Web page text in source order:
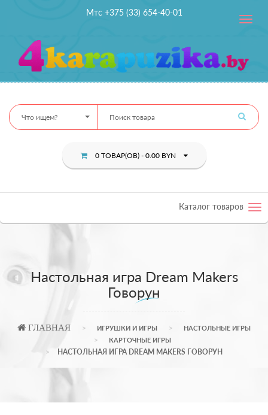
Мтс +375 (33) 654-40-01
Toggle
Что ищем?
0 ТОВАР(ОВ) - 0.00 BYN
Каталог товаров
Настольная игра Dream Makers
Говорун
ГЛАВНАЯ ИГРУШКИ И ИГРЫ
НАСТОЛЬНЫЕ ИГРЫ
КАРТОЧНЫЕ ИГРЫ
НАСТОЛЬНАЯ ИГРА DREAM MAKERS ГОВОРУН